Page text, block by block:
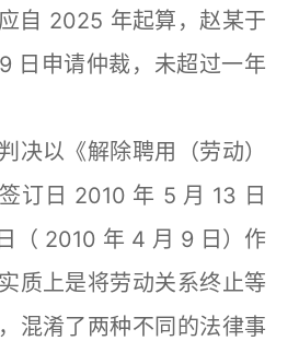
自 2025 年起算，赵某于
日申请仲裁，未超过一年
以《解除聘用（劳动）
订日 2010 年 5 月 13 日
（ 2010 年 4 月 9 日）作
质上是将劳动关系终止等
混淆了两种不同的法律事